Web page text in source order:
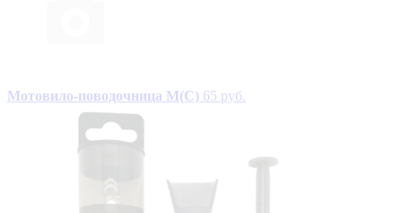
Мотовило-поводочница М(С) 65 руб.